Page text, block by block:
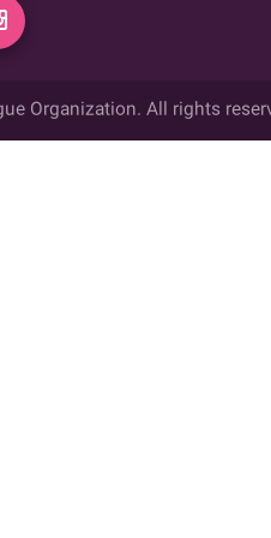
Organization. All rights